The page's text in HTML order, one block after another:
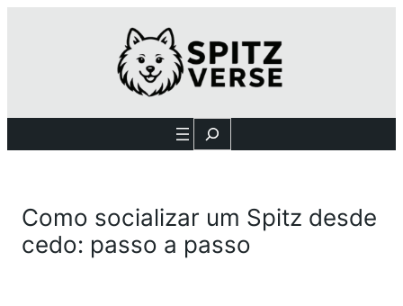
Search
Como socializar um Spitz desde
cedo: passo a passo